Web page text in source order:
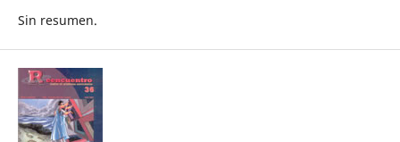
Sin resumen.